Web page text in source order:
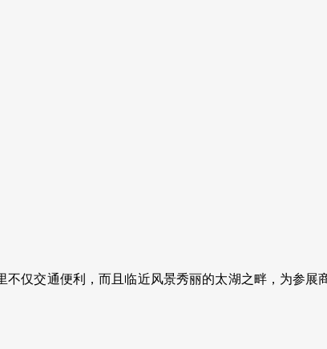
仅交通便利，而且临近风景秀丽的太湖之畔，为参展